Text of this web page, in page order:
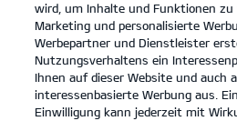
Modelle
wird, um Inhalte und Funktionen zu
Marketing und personalisierte
Werbepartner und Dienstleister
Nutzungsverhaltens ein
Ihnen auf dieser Website und auch
interessenbasierte Werbung aus.
Einwilligung kann jederzeit mit